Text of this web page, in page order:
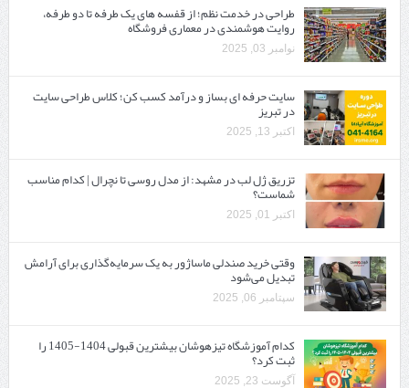
طراحی در خدمت نظم؛ از قفسه ‌های یک‌ طرفه تا دو طرفه،
روایت هوشمندی در معماری فروشگاه
نوامبر 03, 2025
سایت حرفه ‌ای بساز و درآمد کسب کن؛ کلاس طراحی سایت
در تبریز
اکتبر 13, 2025
تزریق ژل لب در مشهد: از مدل روسی تا نچرال | کدام مناسب
شماست؟
اکتبر 01, 2025
وقتی خرید صندلی ماساژور به یک سرمایه‌گذاری برای آرامش
تبدیل می‌شود
سپتامبر 06, 2025
کدام آموزشگاه تیزهوشان بیشترین قبولی 1404-1405 را
ثبت کرد؟
آگوست 23, 2025